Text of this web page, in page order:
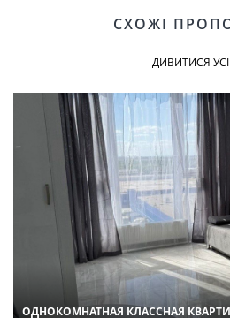
СХОЖІ
ДИВИТИСЯ УСІ
ОДНОКОМНАТНАЯ КЛАССНАЯ